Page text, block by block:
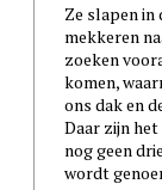
Ze slapen in
mekkeren
zoeken
komen,
ons dak en
Daar zijn
nog geen
wordt